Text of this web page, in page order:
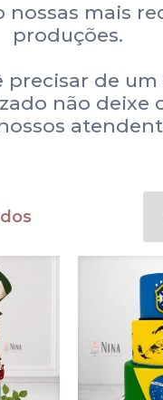
nossas mais
produções.
precisar de
não deixe